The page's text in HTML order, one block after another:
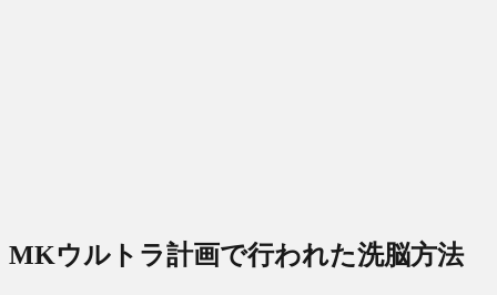
MKウルトラ計画で行われた洗脳方法